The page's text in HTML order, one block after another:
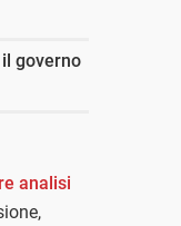
governo
analisi